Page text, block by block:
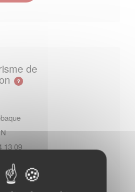
de
13 09
l Office de tourisme